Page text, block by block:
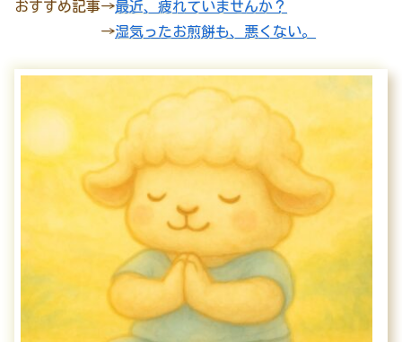
おすすめ記事→最近、疲れていませんか？
→湿気ったお煎餅も、悪くない。